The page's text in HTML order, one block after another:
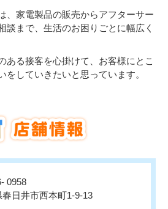
、家電製品の販売からアフターサー
談まで、生活のお困りごとに幅広く
ある接客を心掛けて、お客様にとこ
をしていきたいと思っています。
0958
春日井市西本町1-9-13